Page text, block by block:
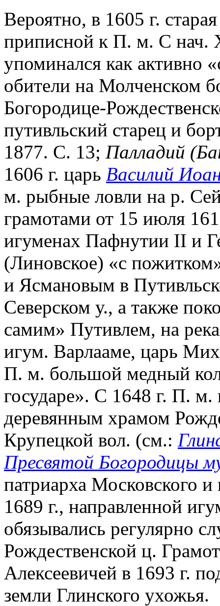
Вероятно, в 1605 г.
приписной к П. м. С нач.
упоминался как активно
обители на Молченском
Богородице-
путивльский старец и
1877. С. 13; Палладий
1606 г. царь Василий
м. рыбные ловли на р.
грамотами от 15 июля
игуменах Пафнутии II и
(Линовское) «с
и Ясмановым в
Северском у., а также
самим» Путивлем, на
игум. Варлааме, царь
П. м. большой медный
государе». С 1648 г. П.
деревянным храмом
Крупецкой вол. (см.:
Пресвятой Богородицы
патриарха Московского
1689 г., направленной
обязывались регулярно
Рождественской ц.
Алексеевичей в 1693 г.
земли Глинского ухожья.